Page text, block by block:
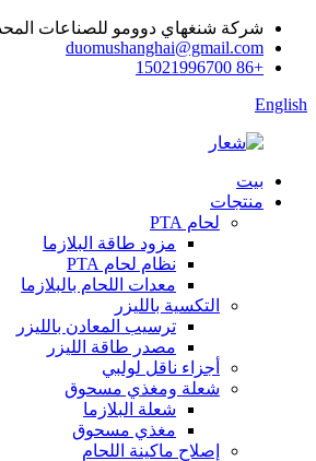
شركة شنغهاي دوومو للصناعات
duomushanghai@gmail.com
+86 15021996700
English
بيت
منتجات
لحام PTA
مزود طاقة البلازما
نظام لحام PTA
معدات اللحام بالبلازما
التكسية بالليزر
ترسيب المعادن بالليزر
مصدر طاقة الليزر
أجزاء ناقل لولبي
شعلة ومغذي مسحوق
شعلة البلازما
مغذي مسحوق
إصلاح ماكينة اللحام